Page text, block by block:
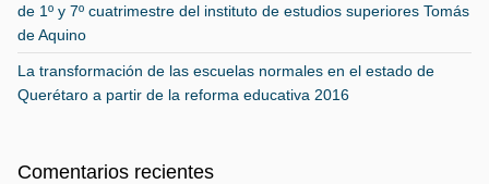
de 1º y 7º cuatrimestre del instituto de estudios superiores Tomás
de Aquino
La transformación de las escuelas normales en el estado de
Querétaro a partir de la reforma educativa 2016
Comentarios recientes